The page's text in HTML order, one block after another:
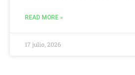
READ MORE »
17 julio, 2026